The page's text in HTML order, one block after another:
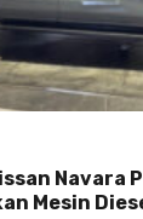
Navara
Mesin